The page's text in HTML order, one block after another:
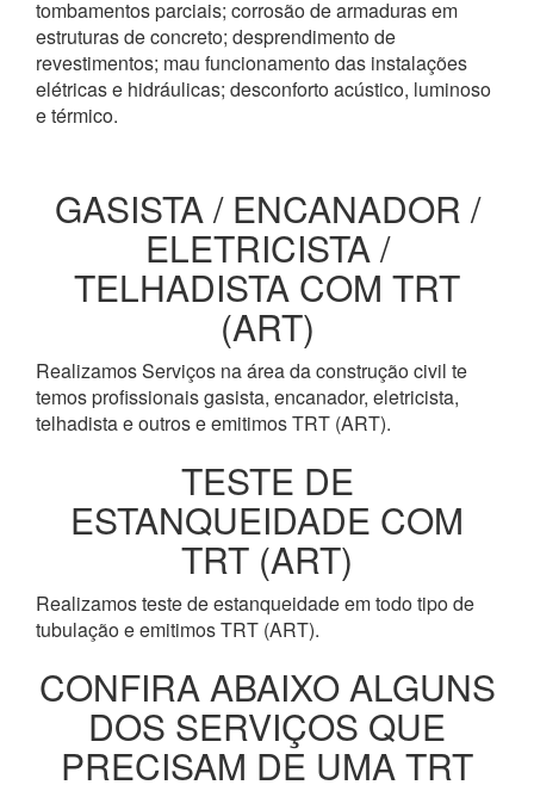
tombamentos parciais; corrosão de armaduras em
estruturas de concreto; desprendimento de
revestimentos; mau funcionamento das instalações
elétricas e hidráulicas; desconforto acústico, luminoso
e térmico.
GASISTA / ENCANADOR /
ELETRICISTA /
TELHADISTA COM TRT
(ART)
Realizamos Serviços na área da construção civil te
temos profissionais gasista, encanador, eletricista,
telhadista e outros e emitimos TRT (ART).
TESTE DE
ESTANQUEIDADE COM
TRT (ART)
Realizamos teste de estanqueidade em todo tipo de
tubulação e emitimos TRT (ART).
CONFIRA ABAIXO ALGUNS
DOS SERVIÇOS QUE
PRECISAM DE UMA TRT